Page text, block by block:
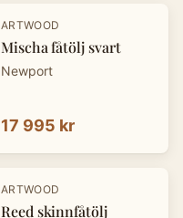
ARTWOOD
Mischa fåtölj svart
Newport
17 995 kr
-20%
ARTWOOD
Reed skinnfåtölj